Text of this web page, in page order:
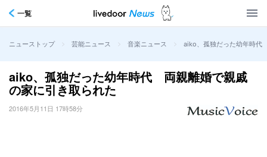
一覧
ニューストップ > 芸能ニュース > 音楽ニュース > aiko、孤独だった幼年時代
aiko、孤独だった幼年時代 両親離婚で親戚
の家に引き取られた
2016年5月11日 17時58分